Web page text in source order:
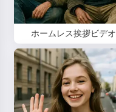
ホームレス挨拶ビデオ